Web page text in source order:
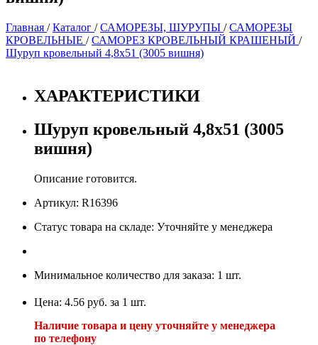
Главная /Каталог /САМОРЕЗЫ, ШУРУПЫ /САМОРЕЗЫ
КРОВЕЛЬНЫЕ /САМОРЕЗ КРОВЕЛЬНЫЙ КРАШЕНЫЙ /
Шуруп кровельный 4,8х51 (3005 вишня)
ХАРАКТЕРИСТИКИ
Шуруп кровельный 4,8х51 (3005
вишня)
Описание готовится.
Артикул: R16396
Статус товара на складе: Уточняйте у менеджера
Минимальное количество для заказа: 1 шт.
Цена: 4.56 руб. за 1 шт.
Наличие товара и цену уточняйте у менеджера
по телефону